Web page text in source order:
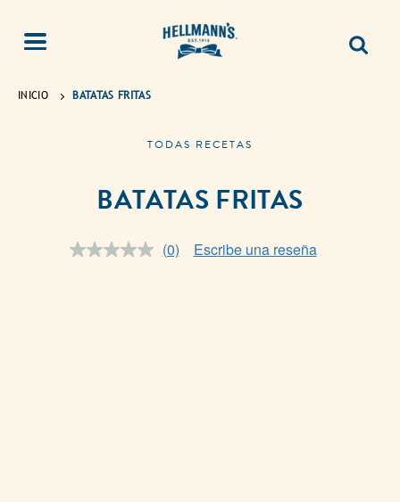
INICIO BATATAS FRITAS
TODAS RECETAS
BATATAS FRITAS
Sin
(0) Escribe una reseña